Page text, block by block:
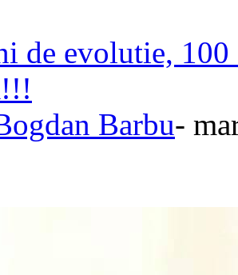
de evolutie,
Barbu-